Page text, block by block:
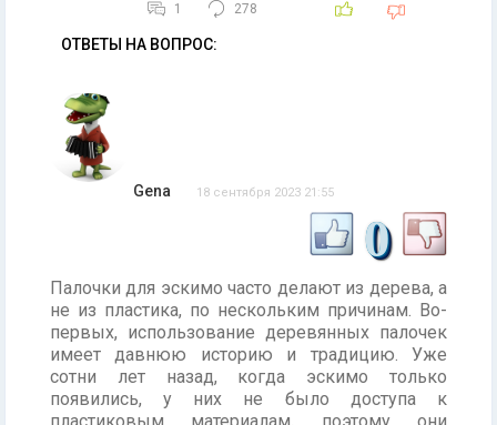
1 278
ОТВЕТЫ НА ВОПРОС:
Gena 18 сентября 2023 21:55
0
Палочки для эскимо часто делают из дерева, а
не из пластика, по нескольким причинам. Во-
первых, использование деревянных палочек
имеет давнюю историю и традицию. Уже
сотни лет назад, когда эскимо только
появились, у них не было доступа к